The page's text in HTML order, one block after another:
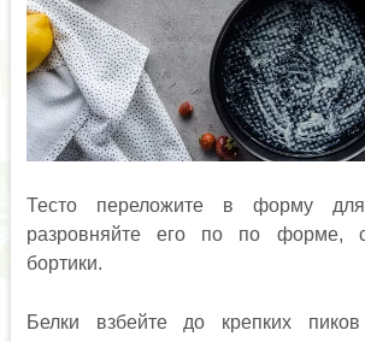
Тесто переложите в форму
разровняйте его по по форме,
бортики.
Белки взбейте до крепких